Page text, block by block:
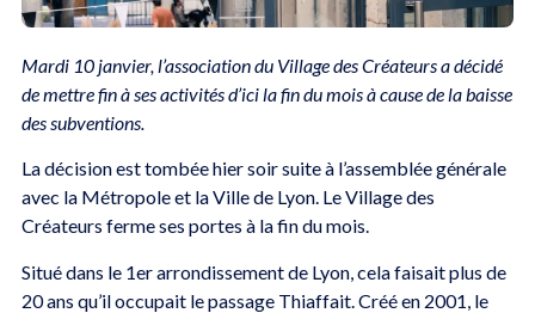
Mardi 10 janvier, l’association du Village des Créateurs a décidé
de mettre fin à ses activités d’ici la fin du mois à cause de la baisse
des subventions.
La décision est tombée hier soir suite à l’assemblée générale
avec la Métropole et la Ville de Lyon. Le Village des
Créateurs ferme ses portes à la fin du mois.
Situé dans le 1er arrondissement de Lyon, cela faisait plus de
20 ans qu’il occupait le passage Thiaffait. Créé en 2001, le